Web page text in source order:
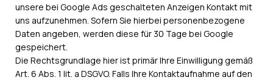
unsere bei Google Ads geschalteten Anzeigen Kontakt mit
uns aufzunehmen. Sofern Sie hierbei personenbezogene
Daten angeben, werden diese für 30 Tage bei Google
gespeichert.
Die Rechtsgrundlage hier ist primär Ihre Einwilligung gemäß
Art. 6 Abs. 1 lit. a DSGVO. Falls Ihre Kontaktaufnahme auf den